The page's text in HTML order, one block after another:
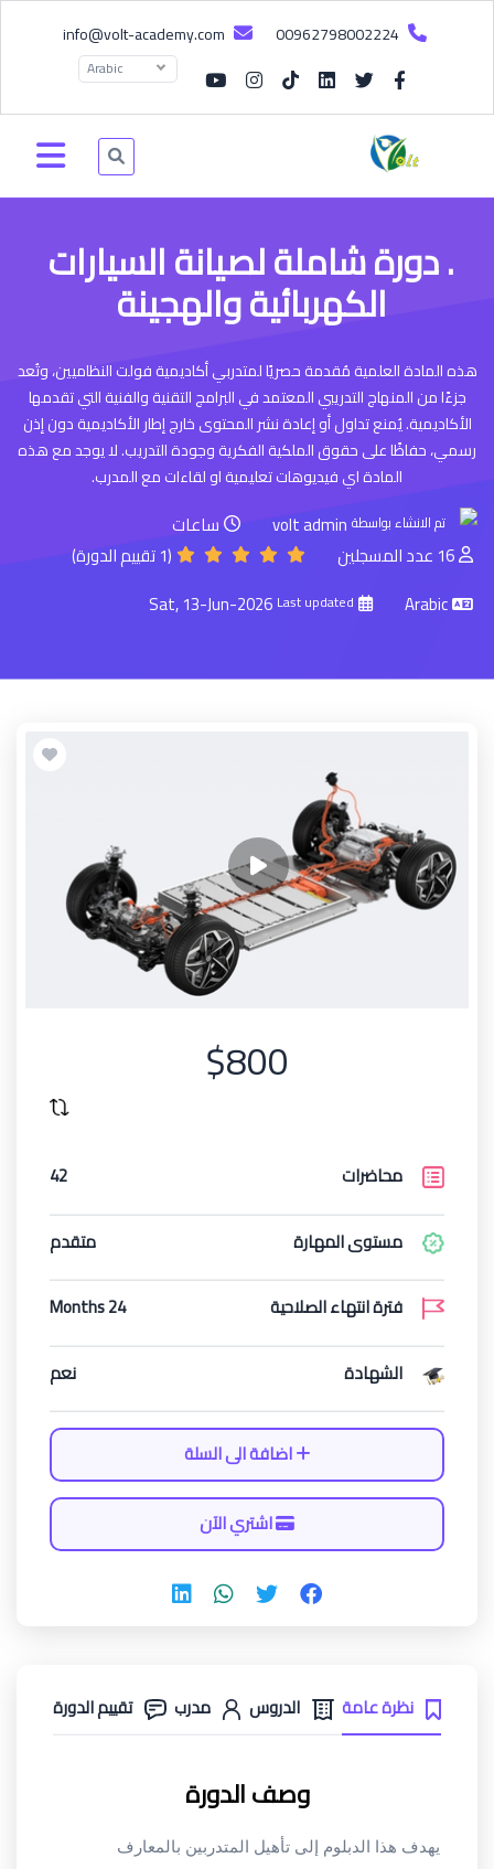
00962798002224
Arabic
. دورة شاملة لصيانة السيارات
الكهربائية والهجينة
هذه المادة العلمية مُقدمة حصريًا لمتدربي أكاديمية فولت النظاميين، وتُعد
جزءًا من المنهاج التدريبي المعتمد في البرامج التقنية والفنية التي تقدمها
الأكاديمية. يُمنع تداول أو إعادة نشر المحتوى خارج إطار الأكاديمية دون إذن
رسمي، حفاظًا على حقوق الملكية الفكرية وجودة التدريب. لا يوجد مع هذه
المادة اي فيديوهات تعليمية او لقاءات مع المدرب.
تم الانشاء بواسطة volt admin
ساعات
16 عدد المسجلين
(1 تقييم الدورة)
Arabic
Last updated
Sat, 13-Jun-2026
نظرة عامة الدروس مدرب تقييم الدورة
وصف الدورة
يهدف هذا الدبلوم إلى تأهيل المتدربين بالمعارف
$800
محاضرات 42
مستوى المهارة متقدم
فترة انتهاء الصلاحية 24 Months
الشهادة نعم
اضافة الى السلة
اشتري الآن